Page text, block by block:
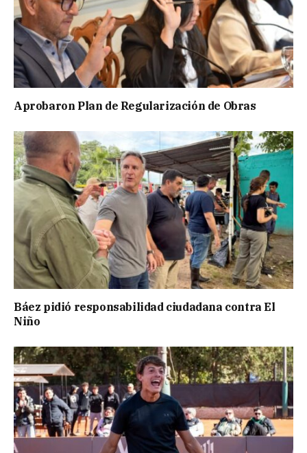
Aprobaron Plan de Regularización de Obras
Báez pidió responsabilidad ciudadana contra El
Niño